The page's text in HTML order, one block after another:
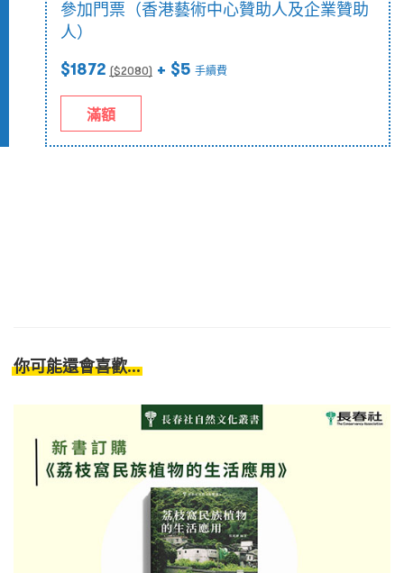
參加門票（香港藝術中心贊助人及企業贊助
人）
$1872 ($2080) + $5 手續費
滿額
你可能還會喜歡...